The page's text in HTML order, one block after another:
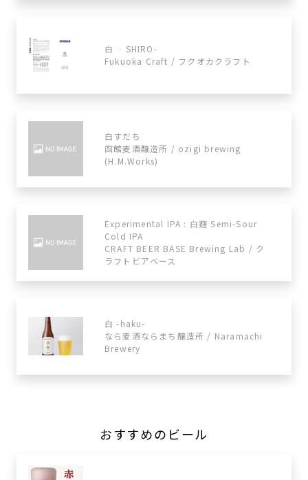
白 ‐SHIRO-
Fukuoka Craft / フクオカクラフト
白すだち
函館麦酒醸造所 / ozigi brewing
(H.M.Works)
Experimental IPA : 白麴 Semi-Sour
Cold IPA
CRAFT BEER BASE Brewing Lab / ク
ラフトビアベース
白 -haku-
なら麦酒ならまち醸造所 / Naramachi
Brewery
おすすめのビール